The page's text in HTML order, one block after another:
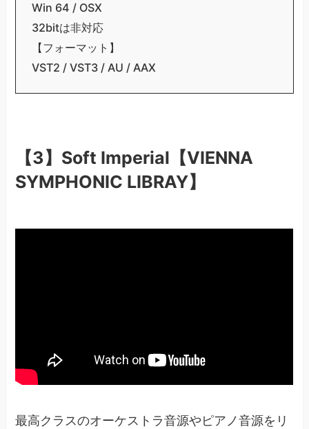
Win 64 / OSX
32bitは非対応
【フォーマット】
VST2 / VST3 / AU / AAX
【3】Soft Imperial【VIENNA
SYMPHONIC LIBRAY】
最高クラスのオーケストラ音源やピアノ音源をリ